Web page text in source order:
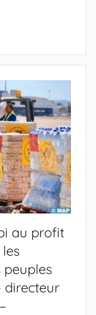
au profit
peuples
directeur